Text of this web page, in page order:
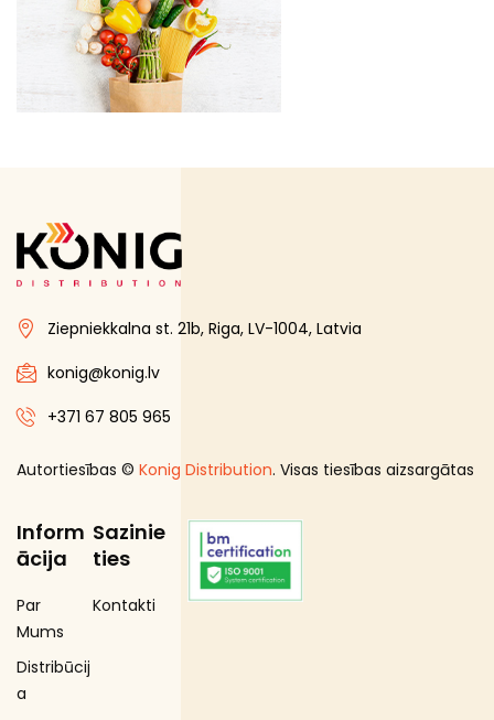
Proteīnu batoniņi
Saldētā pārtika
Skaistumam un veselībai
Speciālā pārtika
Ziepniekkalna st. 21b, Riga, LV-1004, Latvia
konig@konig.lv
+371 67 805 965
Autortiesības © Konig Distribution. Visas tiesības aizsargātas
Inform
ācija
Par
Mums
Distribūcij
a
Sazinie
ties
Kontakti